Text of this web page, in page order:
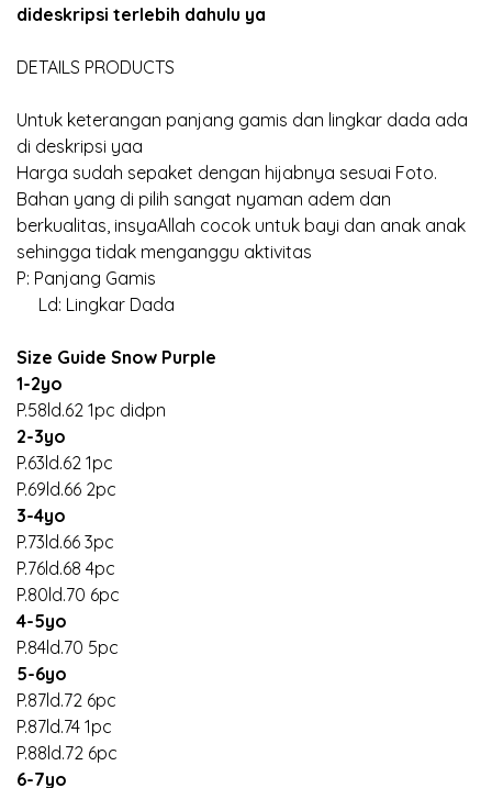
dideskripsi terlebih dahulu ya
DETAILS PRODUCTS
Untuk keterangan panjang gamis dan lingkar dada ada
di deskripsi yaa
Harga sudah sepaket dengan hijabnya sesuai Foto.
Bahan yang di pilih sangat nyaman adem dan
berkualitas, insyaAllah cocok untuk bayi dan anak anak
sehingga tidak menganggu aktivitas
P: Panjang Gamis
Ld: Lingkar Dada
Size Guide Snow Purple
1-2yo
P.58ld.62 1pc didpn
2-3yo
P.63ld.62 1pc
P.69ld.66 2pc
3-4yo
P.73ld.66 3pc
P.76ld.68 4pc
P.80ld.70 6pc
4-5yo
P.84ld.70 5pc
5-6yo
P.87ld.72 6pc
P.87ld.74 1pc
P.88ld.72 6pc
6-7yo